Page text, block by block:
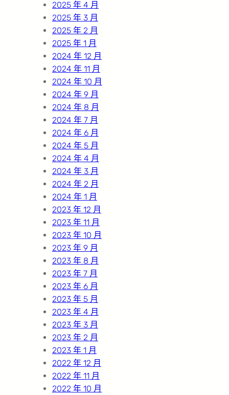
2025 年 4 月
2025 年 3 月
2025 年 2 月
2025 年 1 月
2024 年 12 月
2024 年 11 月
2024 年 10 月
2024 年 9 月
2024 年 8 月
2024 年 7 月
2024 年 6 月
2024 年 5 月
2024 年 4 月
2024 年 3 月
2024 年 2 月
2024 年 1 月
2023 年 12 月
2023 年 11 月
2023 年 10 月
2023 年 9 月
2023 年 8 月
2023 年 7 月
2023 年 6 月
2023 年 5 月
2023 年 4 月
2023 年 3 月
2023 年 2 月
2023 年 1 月
2022 年 12 月
2022 年 11 月
2022 年 10 月